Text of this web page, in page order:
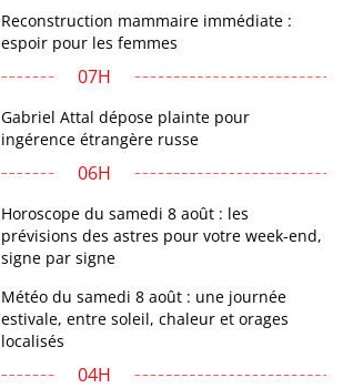
Reconstruction mammaire immédiate :
espoir pour les femmes
07H
Gabriel Attal dépose plainte pour
ingérence étrangère russe
06H
Horoscope du samedi 8 août : les
prévisions des astres pour votre week-end,
signe par signe
Météo du samedi 8 août : une journée
estivale, entre soleil, chaleur et orages
localisés
04H